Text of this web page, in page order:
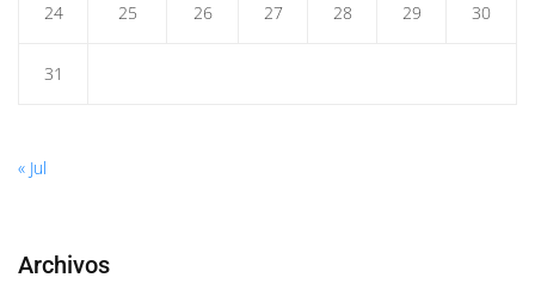
24 25 26 27 28 29 30
31
« Jul
Archivos